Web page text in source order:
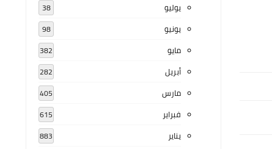
يوليو 38
يونيو 98
مايو 382
أبريل 282
مارس 405
فبراير 615
يناير 883